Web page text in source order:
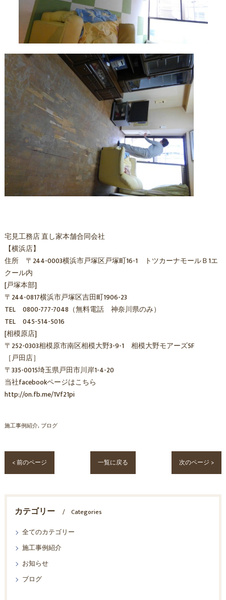
宅見工務店 直し家本舗合同会社
【横浜店】
住所 〒244-0003横浜市戸塚区戸塚町16-1 トツカーナモールＢ1エ
クール内
[戸塚本部]
〒244-0817横浜市戸塚区吉田町1906-23
TEL 0800-777-7048（無料電話 神奈川県のみ）
TEL 045-514-5016
[相模原店]
〒252-0303相模原市南区相模大野3-9-1 相模大野モアーズ5F
［戸田店］
〒335-0015埼玉県戸田市川岸1-4-20
当社facebookページはこちら
http://on.fb.me/1Vf21pi
施工事例紹介 ブログ
< 前のページ 一覧に戻る 次のページ >
カテゴリー
Categories
全てのカテゴリー
施工事例紹介
お知らせ
ブログ